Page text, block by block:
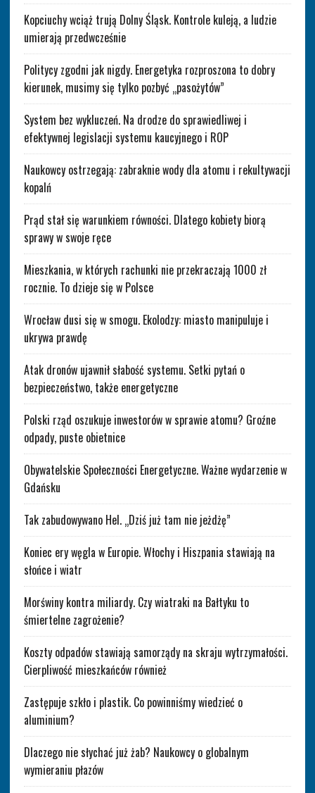
Kopciuchy wciąż trują Dolny Śląsk. Kontrole kuleją, a ludzie
umierają przedwcześnie
Politycy zgodni jak nigdy. Energetyka rozproszona to dobry
kierunek, musimy się tylko pozbyć „pasożytów”
System bez wykluczeń. Na drodze do sprawiedliwej i
efektywnej legislacji systemu kaucyjnego i ROP
Naukowcy ostrzegają: zabraknie wody dla atomu i rekultywacji
kopalń
Prąd stał się warunkiem równości. Dlatego kobiety biorą
sprawy w swoje ręce
Mieszkania, w których rachunki nie przekraczają 1000 zł
rocznie. To dzieje się w Polsce
Wrocław dusi się w smogu. Ekolodzy: miasto manipuluje i
ukrywa prawdę
Atak dronów ujawnił słabość systemu. Setki pytań o
bezpieczeństwo, także energetyczne
Polski rząd oszukuje inwestorów w sprawie atomu? Groźne
odpady, puste obietnice
Obywatelskie Społeczności Energetyczne. Ważne wydarzenie w
Gdańsku
Tak zabudowywano Hel. „Dziś już tam nie jeżdżę”
Koniec ery węgla w Europie. Włochy i Hiszpania stawiają na
słońce i wiatr
Morświny kontra miliardy. Czy wiatraki na Bałtyku to
śmiertelne zagrożenie?
Koszty odpadów stawiają samorządy na skraju wytrzymałości.
Cierpliwość mieszkańców również
Zastępuje szkło i plastik. Co powinniśmy wiedzieć o
aluminium?
Dlaczego nie słychać już żab? Naukowcy o globalnym
wymieraniu płazów